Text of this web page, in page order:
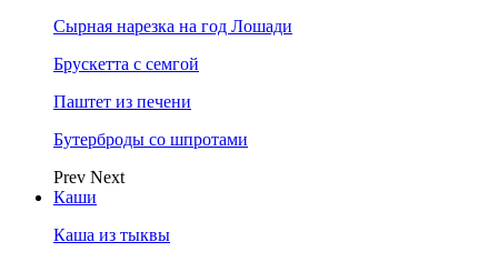
Сырная нарезка на год Лошади
Брускетта с семгой
Паштет из печени
Бутерброды со шпротами
Prev Next
Каши
Каша из тыквы